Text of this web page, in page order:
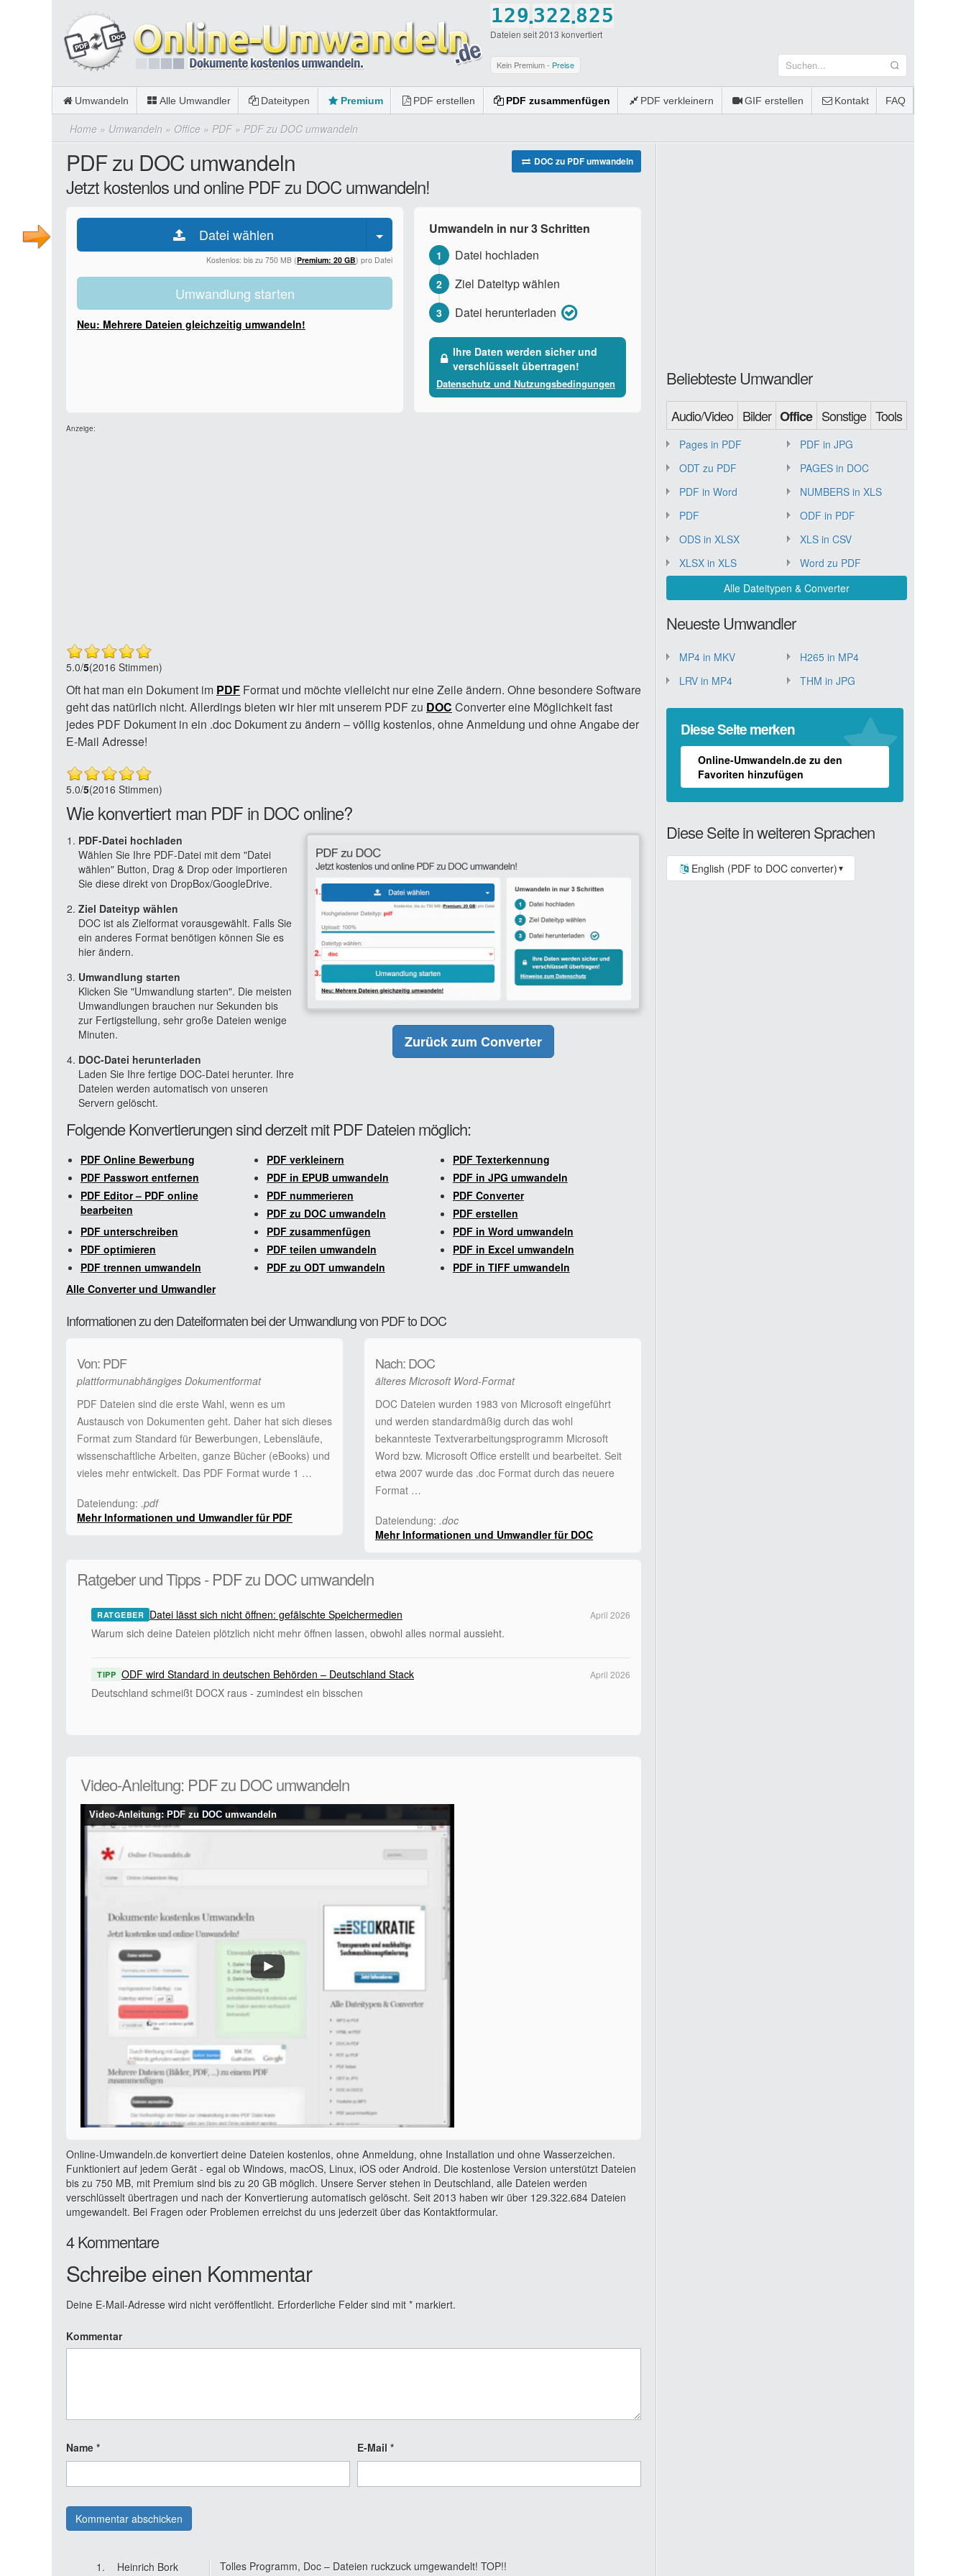
1
2
3
4
5
6
0
2
3
4
5
6
7
9
0
.3
4
5
6
7
8
9
2
3
4
5
6
7
8
2
3
4
5
6
7
8
.8
9
0
2
3
5
6
7
8
5
6
8
9
0
Dateien seit 2013 konvertiert
Kein Premium - Preise
Umwandeln Alle Umwandler Dateitypen Premium PDF erstellen PDF zusammenfügen PDF verkleinern GIF erstellen Kontakt FAQ
Home » Umwandeln » Office » PDF» PDF zu DOC umwandeln
DOC zu PDF umwandeln
PDF zu DOC umwandeln
Jetzt kostenlos und online PDF zu DOC umwandeln!
Datei wählen
Kostenlos: bis zu 750 MB (Premium: 20 GB) pro Datei
Umwandlung starten
Neu: Mehrere Dateien gleichzeitig umwandeln!
Umwandeln in nur 3 Schritten
1 Datei hochladen
2 Ziel Dateityp wählen
3 Datei herunterladen
Ihre Daten werden sicher und
verschlüsselt übertragen!
Datenschutz und Nutzungsbedingungen
Anzeige:
5.0/5(2016 Stimmen)
Oft hat man ein Dokument im PDF Format und möchte vielleicht nur eine Zeile ändern. Ohne besondere Software
geht das natürlich nicht. Allerdings bieten wir hier mit unserem PDF zu DOC Converter eine Möglichkeit fast
jedes PDF Dokument in ein .doc Dokument zu ändern – völlig kostenlos, ohne Anmeldung und ohne Angabe der
E-Mail Adresse!
5.0/5(2016 Stimmen)
Wie konvertiert man PDF in DOC online?
PDF-Datei hochladen
Wählen Sie Ihre PDF-Datei mit dem "Datei
wählen" Button, Drag & Drop oder importieren
Sie diese direkt von DropBox/GoogleDrive.
Ziel Dateityp wählen
DOC ist als Zielformat vorausgewählt. Falls Sie
ein anderes Format benötigen können Sie es
hier ändern.
Umwandlung starten
Klicken Sie "Umwandlung starten". Die meisten
Umwandlungen brauchen nur Sekunden bis
zur Fertigstellung, sehr große Dateien wenige
Minuten.
DOC-Datei herunterladen
Laden Sie Ihre fertige DOC-Datei herunter. Ihre
Dateien werden automatisch von unseren
Servern gelöscht.
Zurück zum Converter
Folgende Konvertierungen sind derzeit mit PDF Dateien möglich:
PDF Online Bewerbung PDF verkleinern
PDF Texterkennung
PDF Passwort entfernen
PDF in EPUB umwandeln
PDF in JPG umwandeln
PDF Editor – PDF online
bearbeiten
PDF nummerieren
PDF Converter
PDF zu DOC umwandeln
PDF erstellen
PDF unterschreiben
PDF zusammenfügen
PDF in Word umwandeln
PDF optimieren
PDF teilen umwandeln
PDF in Excel umwandeln
PDF trennen umwandeln
PDF zu ODT umwandeln
PDF in TIFF umwandeln
Alle Converter und Umwandler
Informationen zu den Dateiformaten bei der Umwandlung von PDF to DOC
Von: PDF
plattformunabhängiges Dokumentformat
PDF Dateien sind die erste Wahl, wenn es um
Austausch von Dokumenten geht. Daher hat sich dieses
Format zum Standard für Bewerbungen, Lebensläufe,
wissenschaftliche Arbeiten, ganze Bücher (eBooks) und
vieles mehr entwickelt. Das PDF Format wurde 1 …
Dateiendung: .pdf
Mehr Informationen und Umwandler für PDF
Nach: DOC
älteres Microsoft Word-Format
DOC Dateien wurden 1983 von Microsoft eingeführt
und werden standardmäßig durch das wohl
bekannteste Textverarbeitungsprogramm Microsoft
Word bzw. Microsoft Office erstellt und bearbeitet. Seit
etwa 2007 wurde das .doc Format durch das neuere
Format …
Dateiendung: .doc
Mehr Informationen und Umwandler für DOC
Ratgeber und Tipps - PDF zu DOC umwandeln
RATGEBER Datei lässt sich nicht öffnen: gefälschte Speichermedien April 2026
Warum sich deine Dateien plötzlich nicht mehr öffnen lassen, obwohl alles normal aussieht.
TIPP ODF wird Standard in deutschen Behörden – Deutschland Stack April 2026
Deutschland schmeißt DOCX raus - zumindest ein bisschen
Video-Anleitung: PDF zu DOC umwandeln
Video-Anleitung: PDF zu DOC umwandeln
Online-Umwandeln.de konvertiert deine Dateien kostenlos, ohne Anmeldung, ohne Installation und ohne Wasserzeichen.
Funktioniert auf jedem Gerät - egal ob Windows, macOS, Linux, iOS oder Android. Die kostenlose Version unterstützt Dateien
bis zu 750 MB, mit Premium sind bis zu 20 GB möglich. Unsere Server stehen in Deutschland, alle Dateien werden
verschlüsselt übertragen und nach der Konvertierung automatisch gelöscht. Seit 2013 haben wir über 129.322.684 Dateien
umgewandelt. Bei Fragen oder Problemen erreichst du uns jederzeit über das Kontaktformular.
4 Kommentare
Schreibe einen Kommentar
Deine E-Mail-Adresse wird nicht veröffentlicht. Erforderliche Felder sind mit * markiert.
Kommentar
Name * E-Mail *
Heinrich Bork
Tolles Programm, Doc – Dateien ruckzuck umgewandelt! TOP!!
Beliebteste Umwandler
Audio/Video Bilder Office Sonstige Tools
Pages in PDF
PDF in JPG
ODT zu PDF
PAGES in DOC
PDF in Word
NUMBERS in XLS
PDF
ODF in PDF
ODS in XLSX
XLS in CSV
XLSX in XLS
Word zu PDF
Alle Dateitypen & Converter
Neueste Umwandler
MP4 in MKV
H265 in MP4
LRV in MP4
THM in JPG
Diese Seite merken
Online-Umwandeln.de zu den
Favoriten hinzufügen
Diese Seite in weiteren Sprachen
English (PDF to DOC converter) ▼